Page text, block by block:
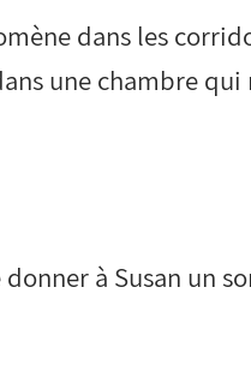
dans les
une chambre
à Susan un